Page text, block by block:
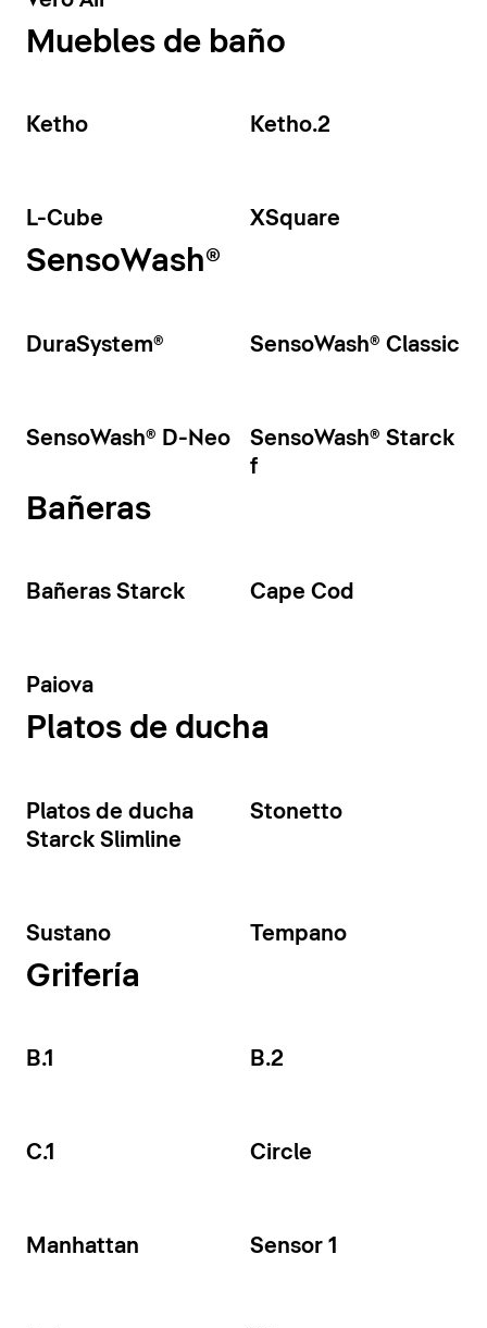
Muebles de baño
Ketho Ketho.2
L-Cube XSquare
SensoWash®
DuraSystem® SensoWash® Classic
SensoWash® D-Neo
SensoWash® Starck
f
Bañeras
Bañeras Starck Cape Cod
Paiova
Platos de ducha
Platos de ducha
Starck Slimline
Stonetto
Sustano Tempano
Grifería
B.1 B.2
C.1 Circle
Manhattan Sensor 1